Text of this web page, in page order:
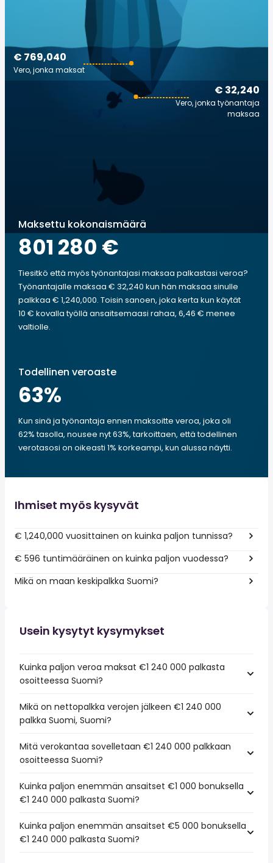
€ 32,240
Vero, jonka työnantaja
maksaa
€ 769,040
Vero, jonka maksat
Maksettu kokonaismäärä
801 280 €
Tiesitkö että myös työnantajasi maksaa palkastasi veroa?
Työnantajalle maksaa € 32,240 kun hän maksaa sinulle
palkkaa € 1,240,000. Toisin sanoen, joka kerta kun käytät
10 € kovalla työllä ansaitsemaasi rahaa, 6,46 € menee
valtiolle.
Todellinen veroaste
63%
Kun sinä ja työnantaja ennen maksoitte veroa, joka oli
62% tasolla, nousee nyt 63%, tarkoittaen, että todellinen
verotasosi on oikeasti 1% korkeampi, kun alussa näytti.
Ihmiset myös kysyvät
€ 1,240,000 vuosittainen on kuinka paljon tunnissa?
€ 596 tuntimääräinen on kuinka paljon vuodessa?
Mikä on maan keskipalkka Suomi?
Usein kysytyt kysymykset
Kuinka paljon veroa maksat €1 240 000 palkasta
osoitteessa Suomi?
Mikä on nettopalkka verojen jälkeen €1 240 000
palkka Suomi, Suomi?
Mitä verokantaa sovelletaan €1 240 000 palkkaan
osoitteessa Suomi?
Kuinka paljon enemmän ansaitset €1 000 bonuksella
€1 240 000 palkasta Suomi?
Kuinka paljon enemmän ansaitset €5 000 bonuksella
€1 240 000 palkasta Suomi?